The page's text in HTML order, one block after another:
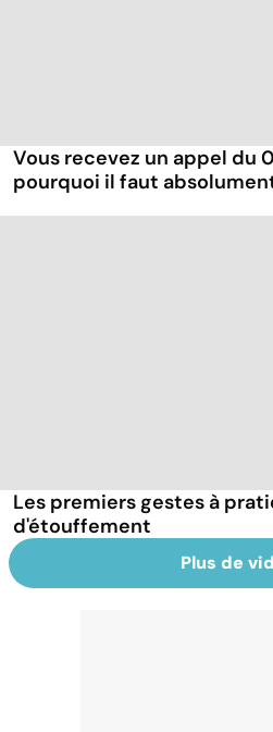
Vous recevez un appel du 0
pourquoi il faut
Les premiers gestes à
d'étouffement
Plus de